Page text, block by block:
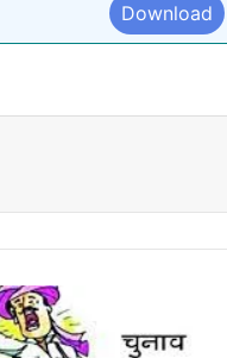
Download